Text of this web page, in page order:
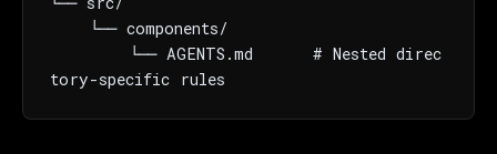
tory-specific rules